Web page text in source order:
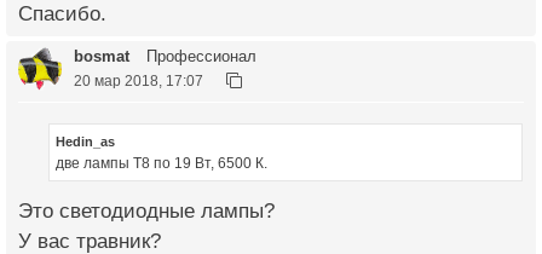
Спасибо.
bosmat Профессионал
20 мар 2018, 17:07
Hedin_as
две лампы Т8 по 19 Вт, 6500 К.
Это светодиодные лампы?
У вас травник?